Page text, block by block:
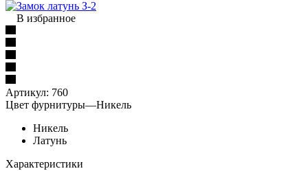
В избранное
Артикул: 760
Цвет фурнитуры—Никель
Никель
Латунь
Характеристики